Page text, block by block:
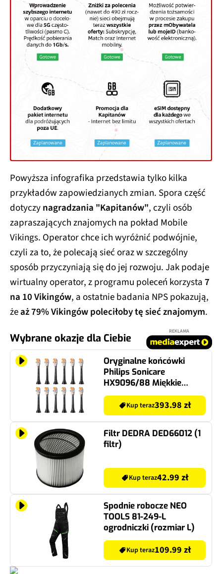
Powyższa infografika przedstawia tylko kilka
przykładów zapowiedzianych zmian. Spora część
dotyczynagradzania "Kapitanów", czyli osób
zapraszających znajomych na pokład Mobile
Vikings. Operator chce ich wyróżnić podwójnie,
czyli za to, że polecają sieć oraz w szczególny
sposób przyczyniają się do jej rozwoju. Jak podaje
wirtualny operator, z programu poleceń korzysta7
na 10 Vikingów, a ostatnie badania NPS pokazują,
żeaż 79% Vikingów poleciłoby tę sieć znajomym.
Wybrane okazje dla Ciebie
REKLAMA
Oryginalne końcówki
Philips Sonicare
HX9096/88 Miękkie
włókna (12 szt.)
(Kompleksowa
zaawansowana
pielęgnacja)
Kup teraz393.98 zł
Filtr DEDRA DED66012 (1
filtr)
Kup teraz42.99 zł
Spodnie robocze NEO
TOOLS 81-249-L
ogrodniczki (rozmiar L)
Kup teraz109.99 zł